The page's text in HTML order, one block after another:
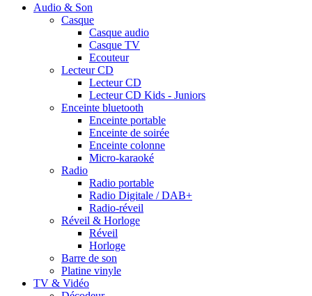
Audio & Son
Casque
Casque audio
Casque TV
Ecouteur
Lecteur CD
Lecteur CD
Lecteur CD Kids - Juniors
Enceinte bluetooth
Enceinte portable
Enceinte de soirée
Enceinte colonne
Micro-karaoké
Radio
Radio portable
Radio Digitale / DAB+
Radio-réveil
Réveil & Horloge
Réveil
Horloge
Barre de son
Platine vinyle
TV & Vidéo